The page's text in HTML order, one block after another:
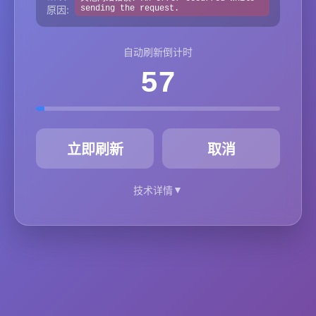
原因:
sending the request.
自动刷新倒计时
57
立即刷新 取消
技术详情▼